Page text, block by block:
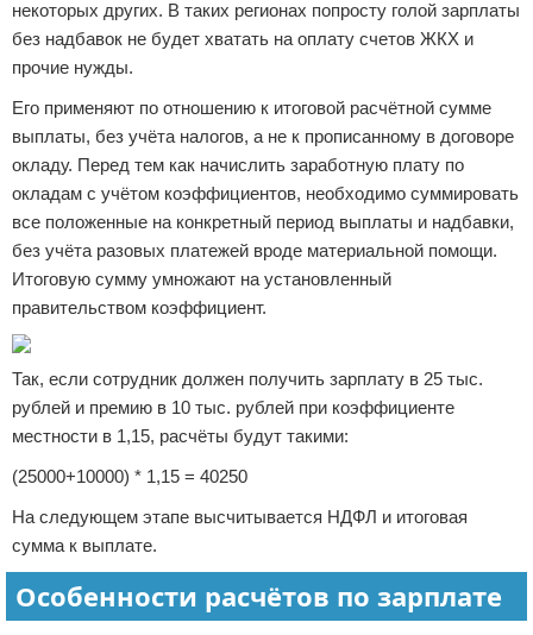
некоторых других. В таких регионах попросту голой зарплаты
без надбавок не будет хватать на оплату счетов ЖКХ и
прочие нужды.
Его применяют по отношению к итоговой расчётной сумме
выплаты, без учёта налогов, а не к прописанному в договоре
окладу. Перед тем как начислить заработную плату по
окладам с учётом коэффициентов, необходимо суммировать
все положенные на конкретный период выплаты и надбавки,
без учёта разовых платежей вроде материальной помощи.
Итоговую сумму умножают на установленный
правительством коэффициент.
Так, если сотрудник должен получить зарплату в 25 тыс.
рублей и премию в 10 тыс. рублей при коэффициенте
местности в 1,15, расчёты будут такими:
(25000+10000) * 1,15 = 40250
На следующем этапе высчитывается НДФЛ и итоговая
сумма к выплате.
Особенности расчётов по зарплате